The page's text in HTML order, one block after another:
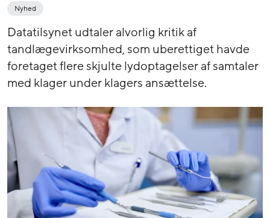
Nyhed
Datatilsynet udtaler alvorlig kritik af
tandlægevirksomhed, som uberettiget havde
foretaget flere skjulte lydoptagelser af samtaler
med klager under klagers ansættelse.